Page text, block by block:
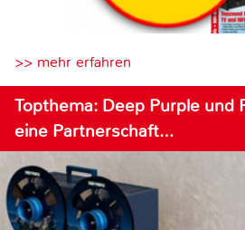
>> mehr erfahren
Topthema: Deep Purple und
eine Partnerschaft…